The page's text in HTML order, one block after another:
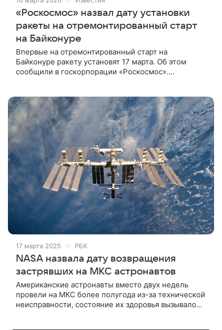
«Роскосмос» назвал дату установки
ракеты на отремонтированный старт
на Байконуре
Впервые на отремонтированный старт на
Байконуре ракету установят 17 марта. Об этом
сообщили в госкорпорации «Роскосмос».
17 марта 2025 РБК
NASA назвала дату возвращения
застрявших на МКС астронавтов
Американские астронавты вместо двух недель
провели на МКС более полугода из-за технической
неисправности, состояние их здоровья вызывало